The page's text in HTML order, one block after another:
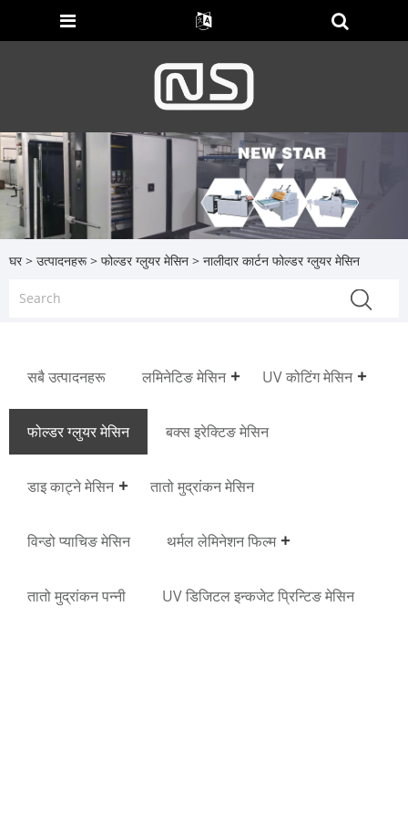
घर > उत्पादनहरू> फोल्डर ग्लुयर मेसिन > नालीदार कार्टन फोल्डर ग्लुयर मेसिन
सबै उत्पादनहरू लमिनेटिङ मेसिन UV कोटिंग मेसिन
फोल्डर ग्लुयर मेसिन बक्स इरेक्टिङ मेसिन
डाइ काट्ने मेसिन तातो मुद्रांकन मेसिन
विन्डो प्याचिङ मेसिन थर्मल लेमिनेशन फिल्म
तातो मुद्रांकन पन्नी UV डिजिटल इन्कजेट प्रिन्टिङ मेसिन